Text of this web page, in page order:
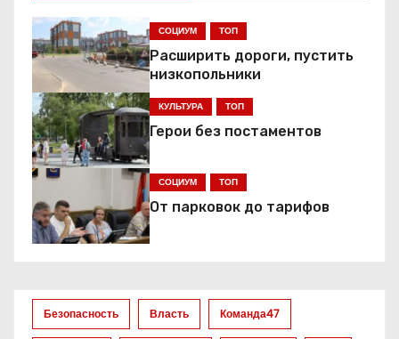
г
а
ц
и
я
п
о
а
СОЦИУМ ТОП
Расширить дороги, пустить
низкопольники
КУЛЬТУРА ТОП
Герои без постаментов
СОЦИУМ ТОП
От парковок до тарифов
Безопасность Власть Команда47